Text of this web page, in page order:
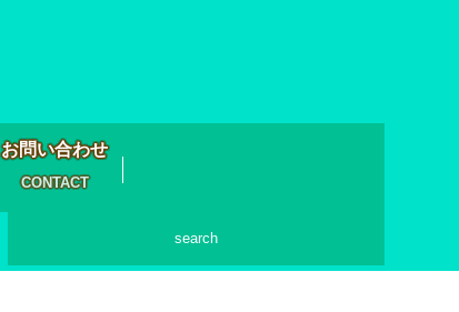
お問い合わせ
CONTACT
search